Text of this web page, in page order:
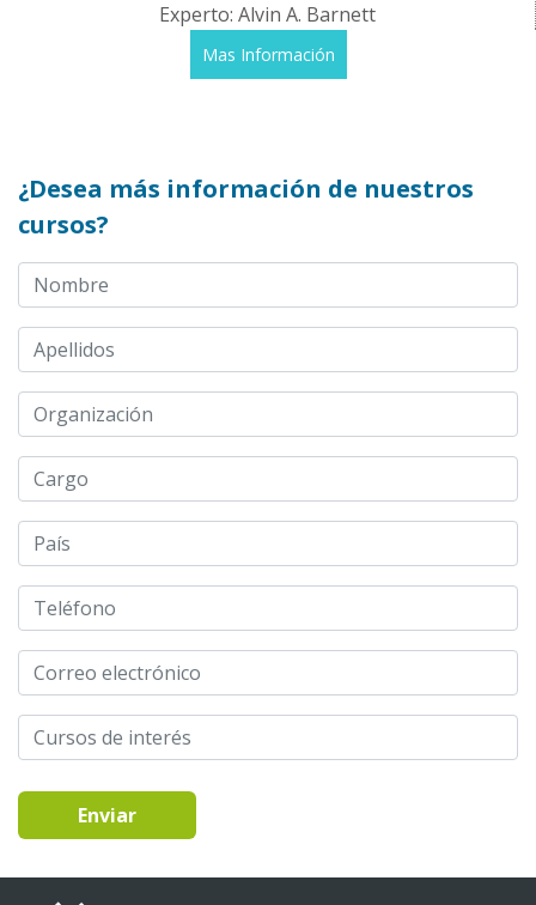
Experto: Alvin A. Barnett
Mas Información
¿Desea más información de nuestros
cursos?
Enviar